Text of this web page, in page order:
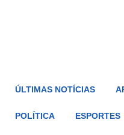
ÚLTIMAS NOTÍCIAS
POLÍTICA ESPORTES